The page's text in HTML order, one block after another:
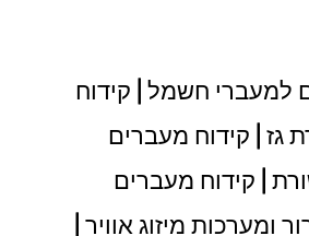
למעברי חשמל | קידוח
גז | קידוח מעברים
| קידוח מעברים
ומערכות מיזוג אוויר |